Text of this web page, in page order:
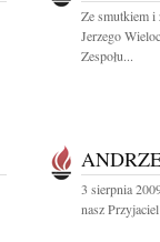
Ze smutkiem i
Jerzego
Zespołu...
3 sierpnia
nasz